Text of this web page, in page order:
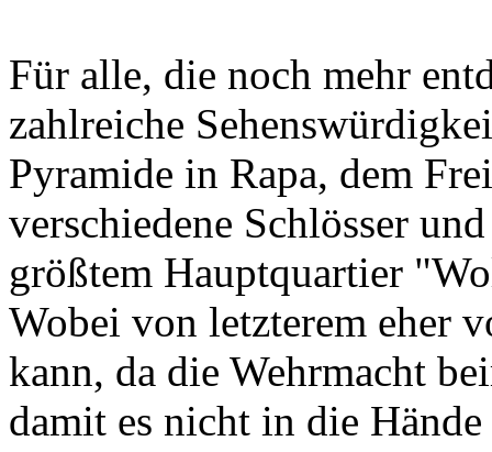
Für alle, die noch mehr
zahlreiche
Pyramide in Rapa, dem
verschiedene Schlösser
größtem Hauptquartier
Wobei von letzterem eher
kann, da die Wehrmacht
damit es nicht in die